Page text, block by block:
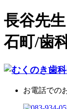
長谷先
石町/歯
お電話での